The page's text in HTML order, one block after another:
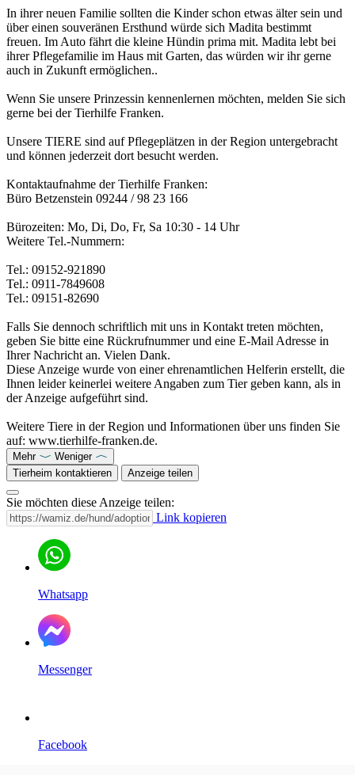
In ihrer neuen Familie sollten die Kinder schon etwas älter sein und
über einen souveränen Ersthund würde sich Madita bestimmt
freuen. Im Auto fährt die kleine Hündin prima mit. Madita lebt bei
ihrer Pflegefamilie im Haus mit Garten, das würden wir ihr gerne
auch in Zukunft ermöglichen..
Wenn Sie unsere Prinzessin kennenlernen möchten, melden Sie sich
gerne bei der Tierhilfe Franken.
Unsere TIERE sind auf Pflegeplätzen in der Region untergebracht
und können jederzeit dort besucht werden.
Kontaktaufnahme der Tierhilfe Franken:
Büro Betzenstein 09244 / 98 23 166
Bürozeiten: Mo, Di, Do, Fr, Sa 10:30 - 14 Uhr
Weitere Tel.-Nummern:
Tel.: 09152-921890
Tel.: 0911-7849608
Tel.: 09151-82690
Falls Sie dennoch schriftlich mit uns in Kontakt treten möchten,
geben Sie bitte eine Rückrufnummer und eine E-Mail Adresse in
Ihrer Nachricht an. Vielen Dank.
Diese Anzeige wurde von einer ehrenamtlichen Helferin erstellt, die
Ihnen leider keinerlei weitere Angaben zum Tier geben kann, als in
der Anzeige aufgeführt sind.
Weitere Tiere in der Region und Informationen über uns finden Sie
auf: www.tierhilfe-franken.de.
Mehr
Weniger
Tierheim kontaktieren
Anzeige teilen
Sie möchten diese Anzeige teilen:
Link kopieren
Whatsapp
Messenger
Facebook